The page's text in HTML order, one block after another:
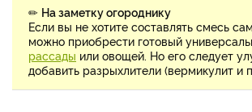
✏ На заметку огороднику
Если вы не хотите составлять смесь
можно приобрести готовый
рассады или овощей. Но его следует
добавить разрыхлители (вермикулит и